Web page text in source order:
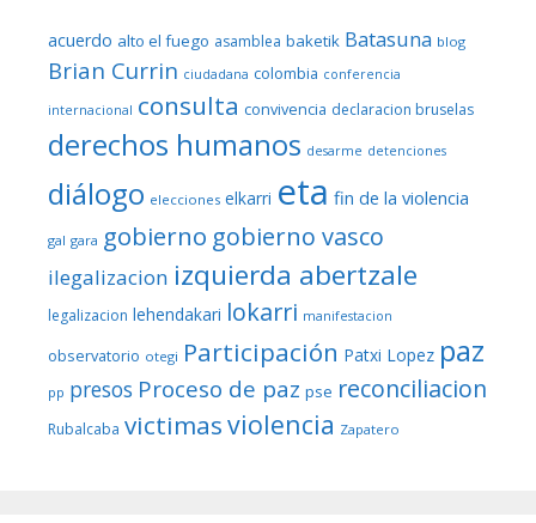
acuerdo alto el fuego asamblea baketik Batasuna blog
Brian Currin ciudadana colombia conferencia
internacional consulta convivencia declaracion bruselas
derechos humanos desarme detenciones
diálogo elecciones elkarri eta fin de la violencia
gal gara gobierno gobierno vasco
ilegalizacion izquierda abertzale
legalizacion lehendakari lokarri manifestacion
observatorio otegi Participación Patxi Lopez paz
pp presos Proceso de paz pse reconciliacion
Rubalcaba victimasviolencia Zapatero